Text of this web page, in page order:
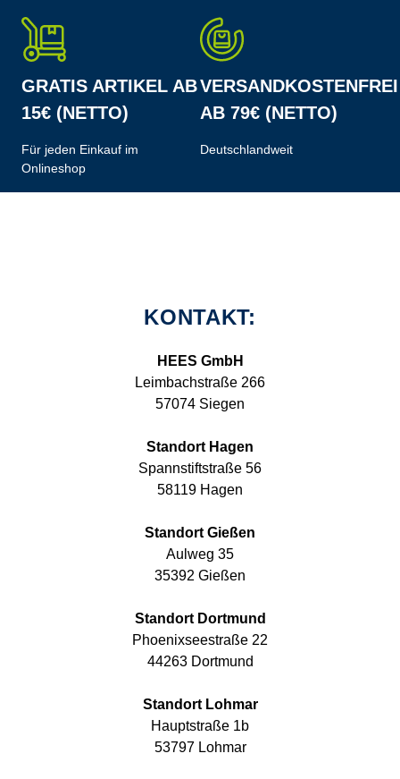
GRATIS ARTIKEL AB
15€ (NETTO)
Für jeden Einkauf im
Onlineshop
VERSANDKOSTENFREI
AB 79€ (NETTO)
Deutschlandweit
KONTAKT:
HEES GmbH
Leimbachstraße 266
57074 Siegen
Standort Hagen
Spannstiftstraße 56
58119 Hagen
Standort Gießen
Aulweg 35
35392 Gießen
Standort Dortmund
Phoenixseestraße 22
44263 Dortmund
Standort Lohmar
Hauptstraße 1b
53797 Lohmar